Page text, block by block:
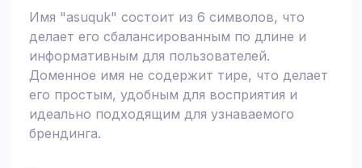
Имя "asuquk" состоит из 6 символов, что
делает его сбалансированным по длине и
информативным для пользователей.
Доменное имя не содержит тире, что делает
его простым, удобным для восприятия и
идеально подходящим для узнаваемого
брендинга.